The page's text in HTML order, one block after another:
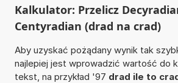
Kalkulator: Przelicz
Centyradian (drad na crad)
Aby uzyskać pożądany wynik tak
najlepiej jest wprowadzić wartość do
tekst, na przykład '97 drad ile to